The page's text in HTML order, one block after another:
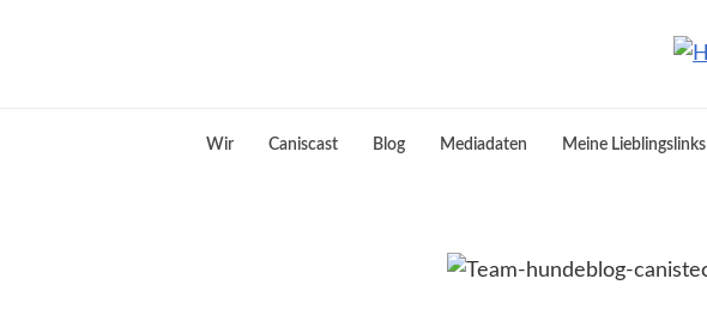
Canistecture
Wir Caniscast Blog Mediadaten Meine Lieblingslinks